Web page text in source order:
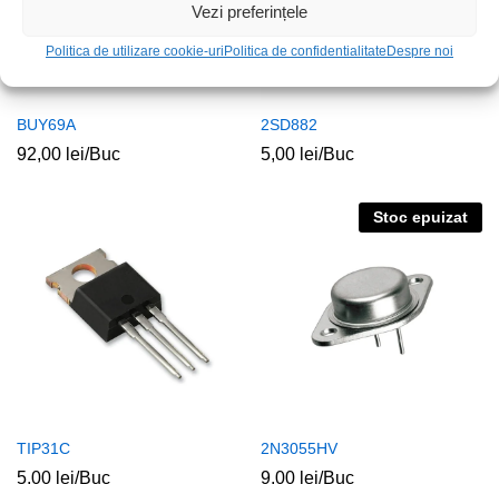
Vezi preferințele
Politica de utilizare cookie-uri Politica de confidentialitate Despre noi
BUY69A
92,00 lei/Buc
2SD882
5,00 lei/Buc
TIP31C
5,00 lei/Buc
Stoc epuizat
2N3055HV
9,00 lei/Buc